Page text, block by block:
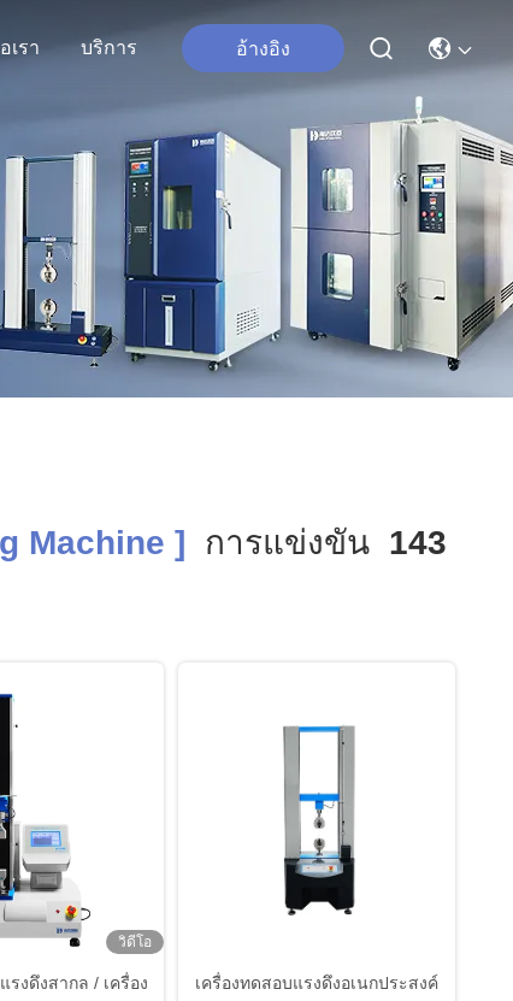
เรา บริการ อ้างอิง
Machine ] การแข่งขัน 143
วิดีโอ
รงดึงสากล / เครื่อง
เครื่องทดสอบแรงดึงอเนกประสงค์